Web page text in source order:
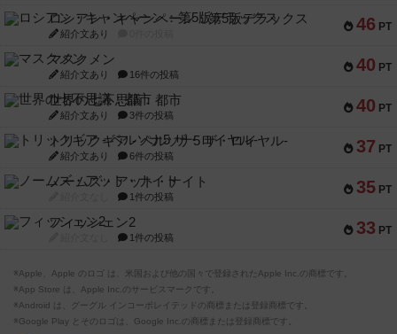
46 PT
ロシアン・キャンペーン：第5版デラックス
紹介文あり
40 PT
マスクメン
紹介文あり 16件の投稿
40 PT
世界の七不思議：都市
紹介文あり 3件の投稿
37 PT
トリックギア - ペルソナ5 ザ・ロイヤル-
紹介文あり 6件の投稿
35 PT
ノームズ・アット・ナイト
1件の投稿
33 PT
フィッシェン2
1件の投稿
※Apple、Apple のロゴ は、米国および他の国々で登録されたApple Inc.の商標です。
※App Store は、Apple Inc.のサービスマークです。
※Android は、グーグル インコーポレイテッドの商標または登録商標です。
※Google Play とそのロゴは、Google Inc.の商標または登録商標です。